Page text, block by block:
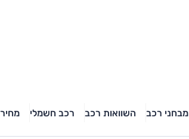
מבחני רכב השוואות רכב רכב חשמלי